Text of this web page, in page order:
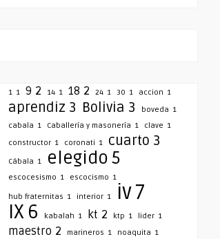
1 1 9 2 14 1 18 2 24 1 30 1 accion 1
aprendiz 3 Bolivia 3 boveda 1
cabala 1 Caballería y masonería 1 clave 1
constructor 1 coronati 1 cuarto 3
Cábala 1 elegido5
escocesismo 1 escocismo 1
hub fraternitas 1 interior 1 iv7
IX 6 kabalah 1 kt 2 ktp 1 lider 1
maestro 2 marineros 1 noaquita 1